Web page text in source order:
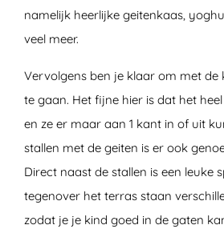
namelijk heerlijke geitenkaas,
veel meer.
Vervolgens ben je klaar om met de
te gaan. Het fijne hier is dat het
en ze er maar aan 1 kant in of uit
stallen met de geiten is er ook
Direct naast de stallen is een leuke
tegenover het terras staan
zodat je je kind goed in de gaten